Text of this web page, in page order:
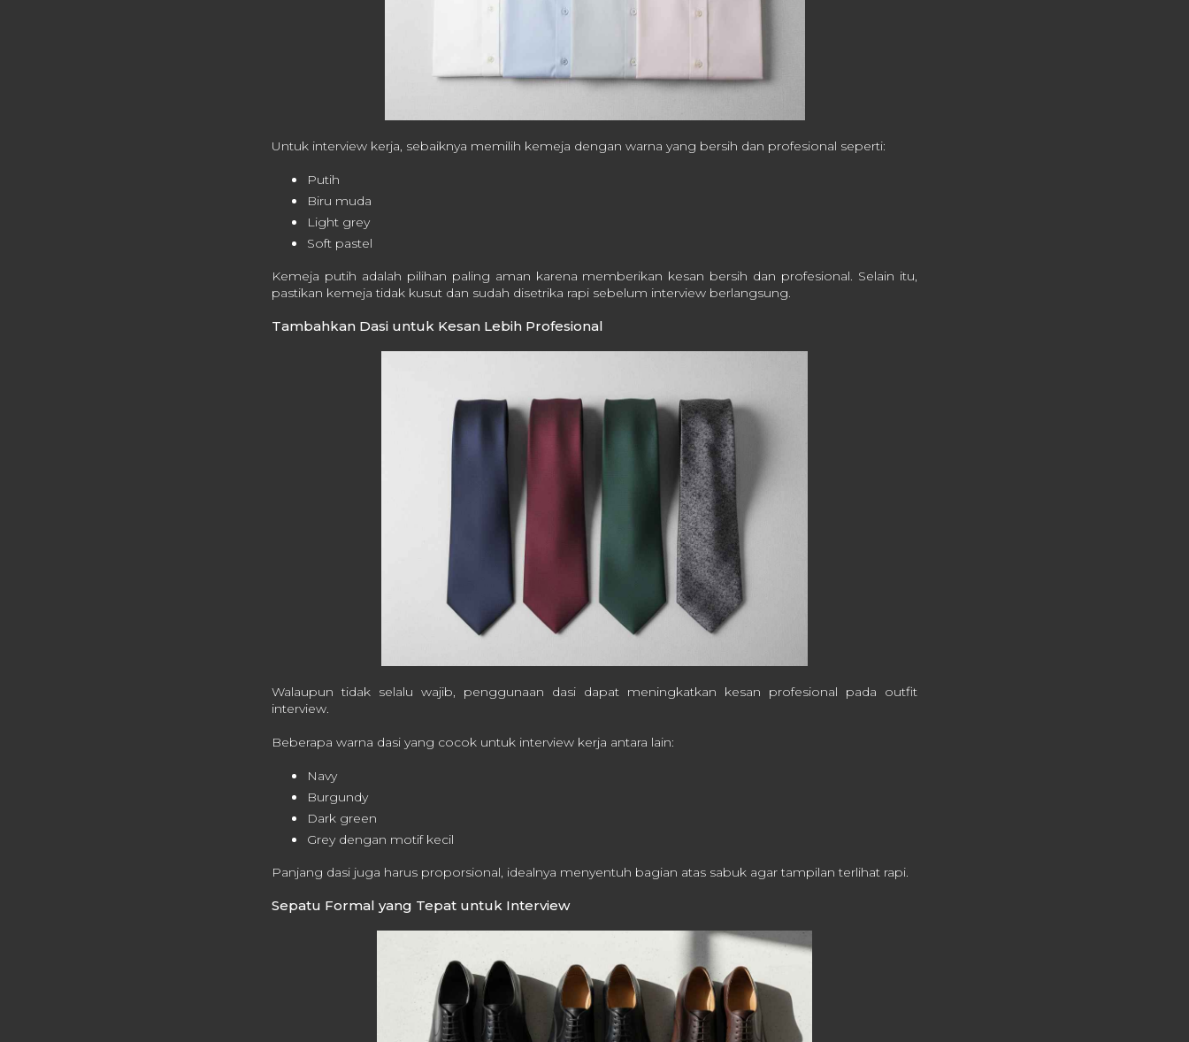
Untuk interview kerja, sebaiknya memilih kemeja dengan warna yang bersih dan profesional seperti:
Putih
Biru muda
Light grey
Soft pastel
Kemeja putih adalah pilihan paling aman karena memberikan kesan bersih dan profesional. Selain itu,
pastikan kemeja tidak kusut dan sudah disetrika rapi sebelum interview berlangsung.
Tambahkan Dasi untuk Kesan Lebih Profesional
Walaupun tidak selalu wajib, penggunaan dasi dapat meningkatkan kesan profesional pada outfit
interview.
Beberapa warna dasi yang cocok untuk interview kerja antara lain:
Navy
Burgundy
Dark green
Grey dengan motif kecil
Panjang dasi juga harus proporsional, idealnya menyentuh bagian atas sabuk agar tampilan terlihat rapi.
Sepatu Formal yang Tepat untuk Interview